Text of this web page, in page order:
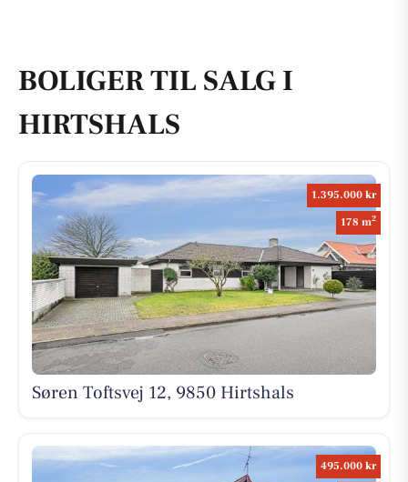
BOLIGER TIL SALG I
HIRTSHALS
1.395.000 kr
178 m2
Søren Toftsvej 12, 9850 Hirtshals
495.000 kr